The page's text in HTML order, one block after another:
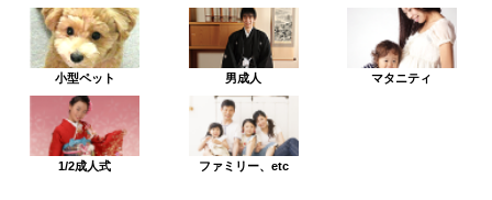
小型ペット 男成人 マタニティ
1/2成人式 ファミリー、etc